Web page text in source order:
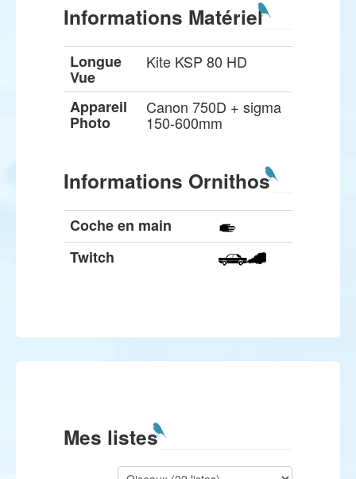
Informations Matériel
Longue
Vue
Kite KSP 80 HD
Appareil
Photo
Canon 750D + sigma
150-600mm
Informations Ornithos
Coche en main
Twitch
Mes listes